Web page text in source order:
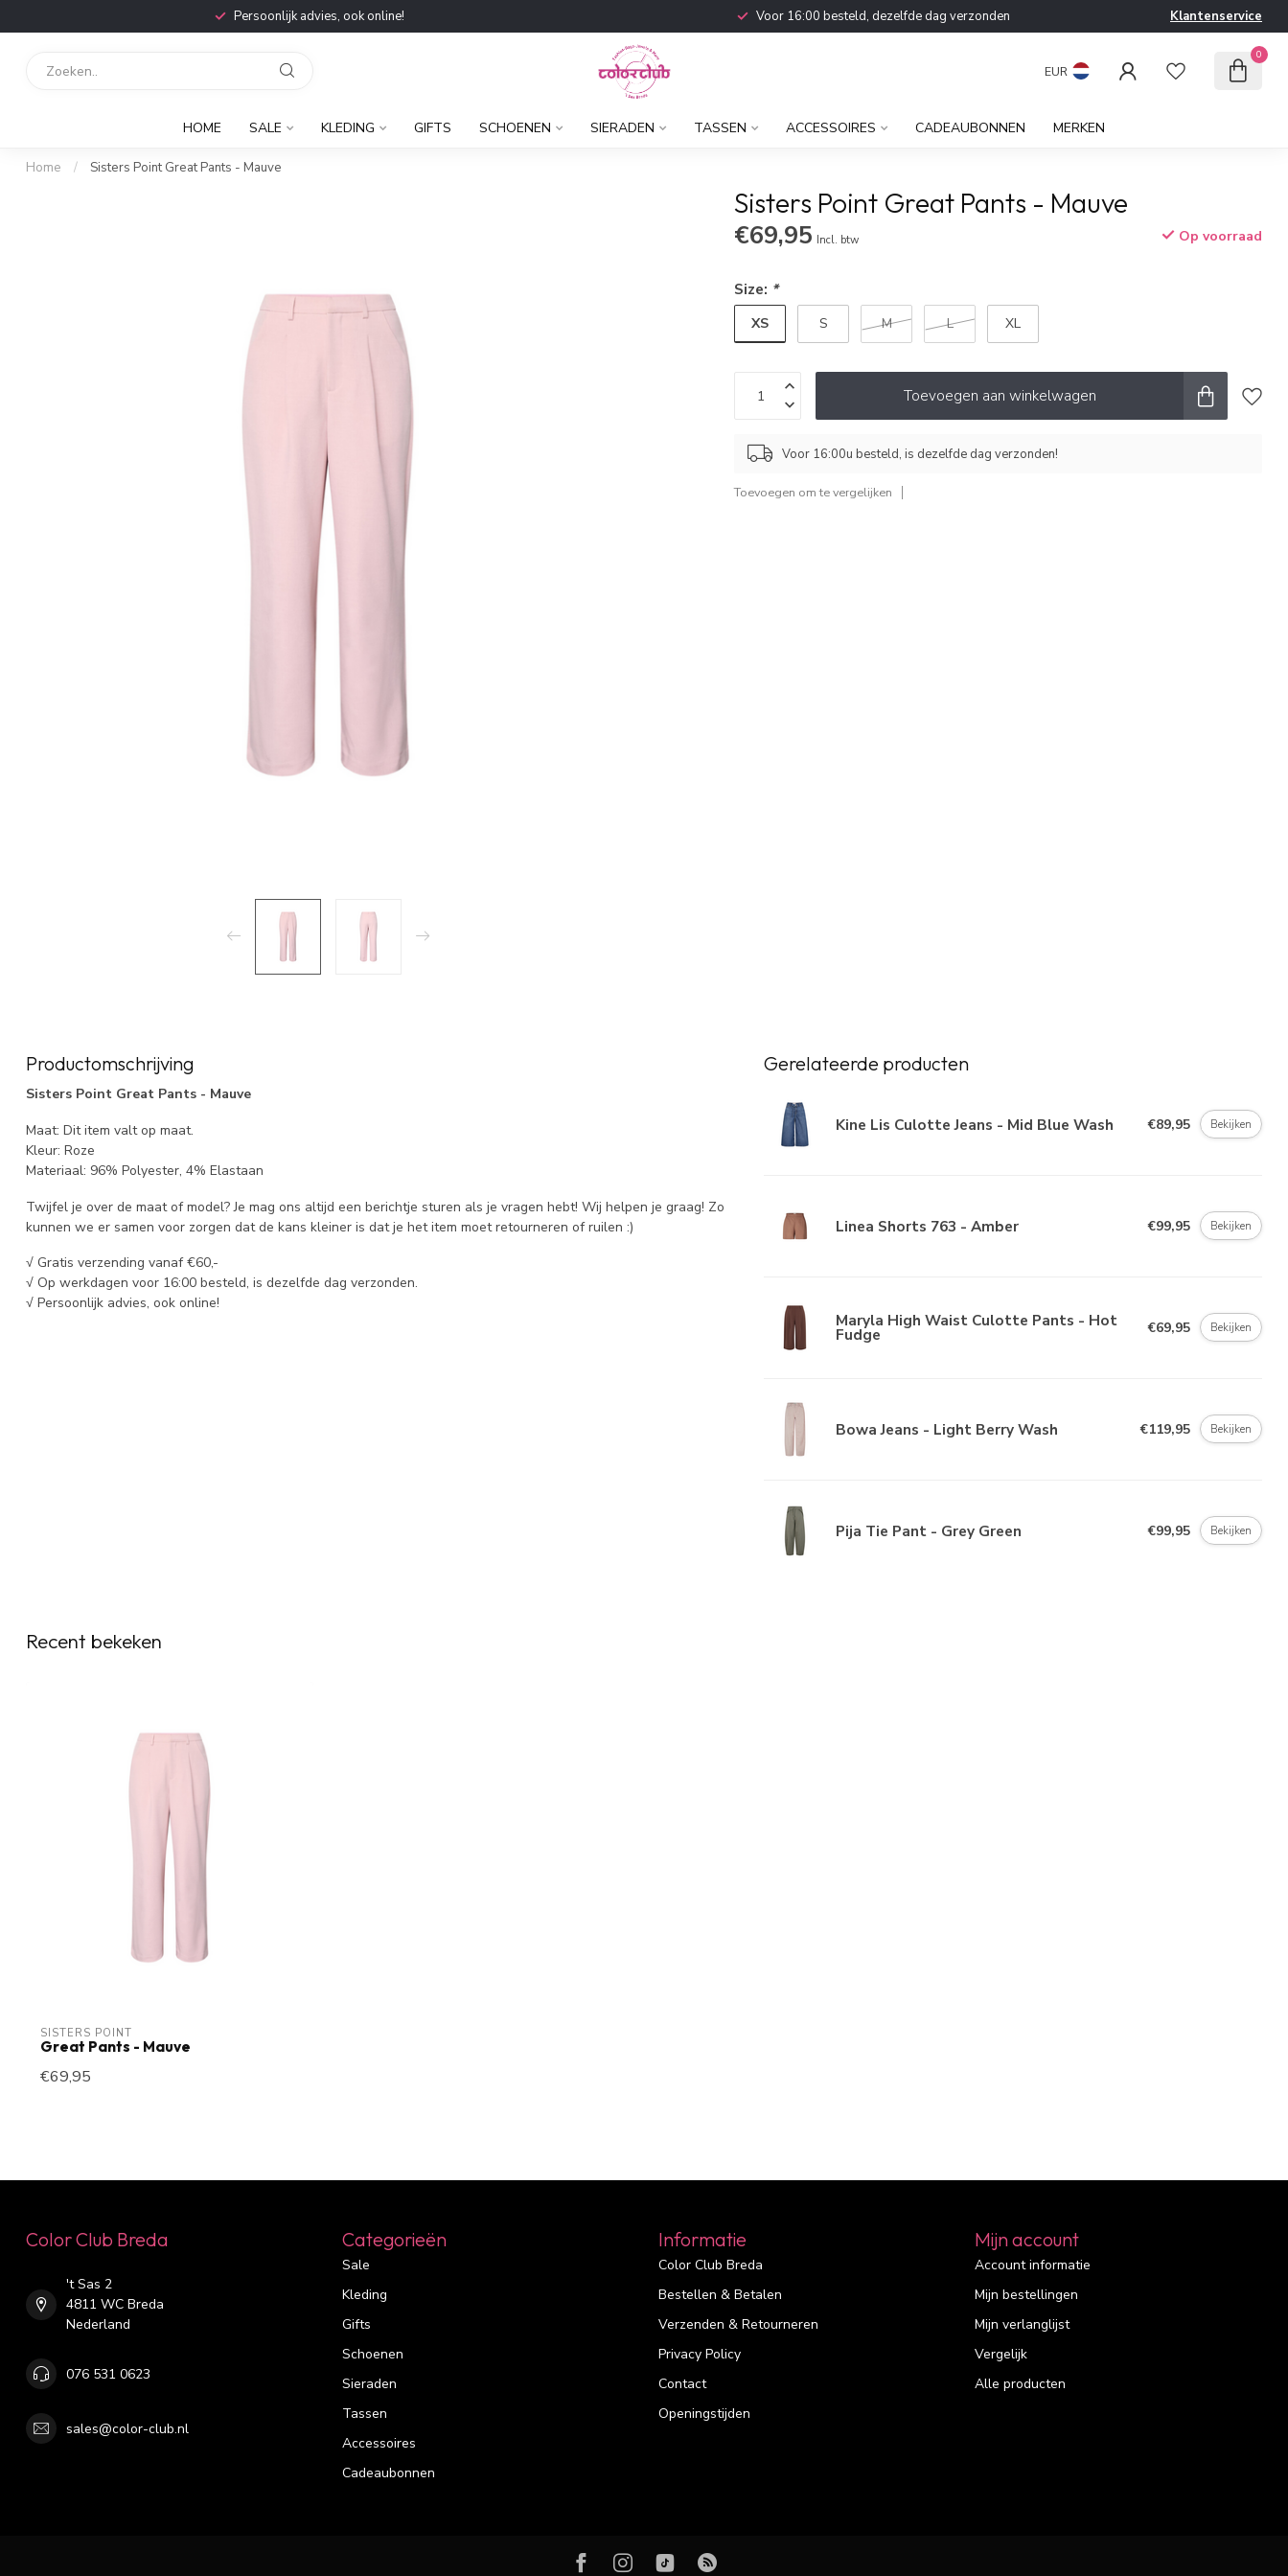
Persoonlijk advies, ook online! Voor 16:00 besteld, dezelfde dag verzonden Klantenservice
EUR
0
HOME SALE KLEDING GIFTS SCHOENEN SIERADEN TASSEN ACCESSOIRES CADEAUBONNEN MERKEN
Home / Sisters Point Great Pants - Mauve
Sisters Point Great Pants - Mauve
€69,95 Incl. btw Op voorraad
Size: *
XS S M L XL
Toevoegen aan winkelwagen
Voor 16:00u besteld, is dezelfde dag verzonden!
Toevoegen om te vergelijken
Productomschrijving
Sisters Point Great Pants - Mauve
Maat: Dit item valt op maat.
Kleur: Roze
Materiaal: 96% Polyester, 4% Elastaan
Twijfel je over de maat of model? Je mag ons altijd een berichtje sturen als je vragen hebt! Wij helpen je graag! Zo
kunnen we er samen voor zorgen dat de kans kleiner is dat je het item moet retourneren of ruilen :)
√ Gratis verzending vanaf €60,-
√ Op werkdagen voor 16:00 besteld, is dezelfde dag verzonden.
√ Persoonlijk advies, ook online!
Gerelateerde producten
Kine Lis Culotte Jeans - Mid Blue Wash €89,95 Bekijken
Linea Shorts 763 - Amber €99,95 Bekijken
Maryla High Waist Culotte Pants - Hot
Fudge €69,95 Bekijken
Bowa Jeans - Light Berry Wash €119,95 Bekijken
Pija Tie Pant - Grey Green €99,95 Bekijken
Recent bekeken
SISTERS POINT
Great Pants - Mauve
€69,95
Color Club Breda
't Sas 2
4811 WC Breda
Nederland
076 531 0623
sales@color-club.nl
Categorieën
Sale
Kleding
Gifts
Schoenen
Sieraden
Tassen
Accessoires
Cadeaubonnen
Informatie
Color Club Breda
Bestellen & Betalen
Verzenden & Retourneren
Privacy Policy
Contact
Openingstijden
Mijn account
Account informatie
Mijn bestellingen
Mijn verlanglijst
Vergelijk
Alle producten